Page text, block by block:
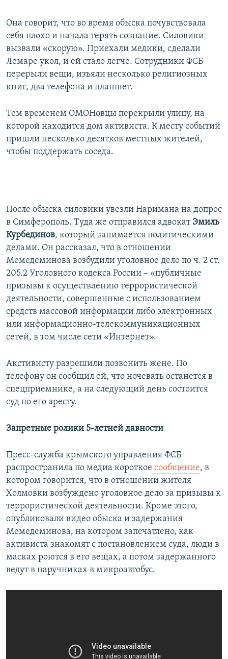
Она говорит, что во время обыска почувствовала
себя плохо и начала терять сознание. Силовики
вызвали «скорую». Приехали медики, сделали
Лемаре укол, и ей стало легче. Сотрудники ФСБ
перерыли вещи, изъяли несколько религиозных
книг, два телефона и планшет.
Тем временем ОМОНовцы перекрыли улицу, на
которой находится дом активиста. К месту событий
пришли несколько десятков местных жителей,
чтобы поддержать соседа.
После обыска силовики увезли Наримана на допрос
в Симферополь. Туда же отправился адвокат Эмиль
Курбединов, который занимается политическими
делами. Он рассказал, что в отношении
Мемедеминова возбудили уголовное дело по ч. 2 ст.
205.2 Уголовного кодекса России – «публичные
призывы к осуществлению террористической
деятельности, совершенные с использованием
средств массовой информации либо электронных
или информационно-телекоммуникационных
сетей, в том числе сети «Интернет».
Акстивисту разрешили позвонить жене. По
телефону он сообщил ей, что ночевать останется в
спецприемнике, а на следующий день состоится
суд по его аресту.
Запретные ролики 5-летней давности
Пресс-служба крымского управления ФСБ
распространила по медиа короткое сообщение, в
котором говорится, что в отношении жителя
Холмовки возбуждено уголовное дело за призывы к
террористической деятельности. Кроме этого,
опубликовали видео обыска и задержания
Мемедеминова, на котором запечатлено, как
активиста знакомят с постановлением суда, люди в
масках роются в его вещах, а потом задержанного
ведут в наручниках в микроавтобус.